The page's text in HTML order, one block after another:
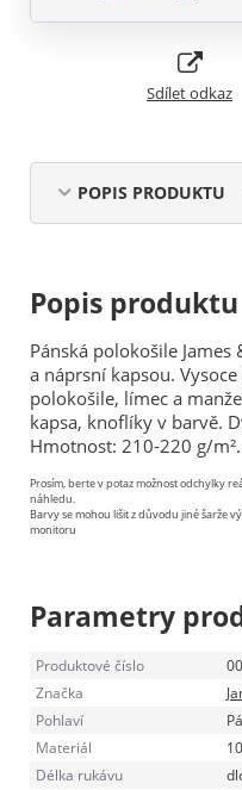
Sdílet odkaz
POPIS PRODUKTU
Popis produktu
Pánská polokošile
a náprsní kapsou.
polokošile, límec a
kapsa, knoflíky v barvě.
Hmotnost: 210-220 g/m².
Prosím, berte v potaz možnost odchylky
náhledu.
Barvy se mohou lišit z důvodu jiné šarže
monitoru
Parametry
Produktové číslo
Značka
Pohlaví
Materiál
Délka rukávu